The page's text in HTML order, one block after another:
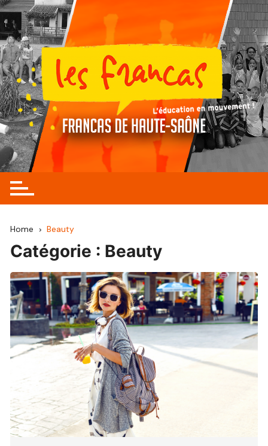
Skip
to
content
Home Beauty
Catégorie : Beauty